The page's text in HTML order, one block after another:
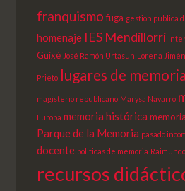
franquismo fuga gestión pública
homenaje IES Mendillorri
Guixé José Ramón Urtasun Lorena
Prieto lugares de memoria
magisterio republicano Marysa Navarro
Europa memoria histórica
Parque de la Memoria pasado
docente políticas de memoria
recursos